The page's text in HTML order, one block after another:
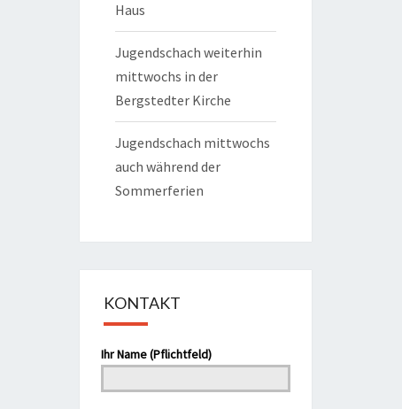
Haus
Jugendschach weiterhin
mittwochs in der
Bergstedter Kirche
Jugendschach mittwochs
auch während der
Sommerferien
KONTAKT
Bitte lasse dieses Feld leer.
Ihr Name (Pflichtfeld)